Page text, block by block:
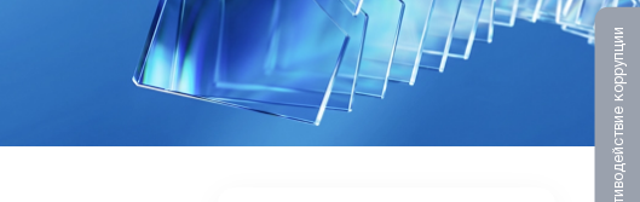
Противодействие коррупции